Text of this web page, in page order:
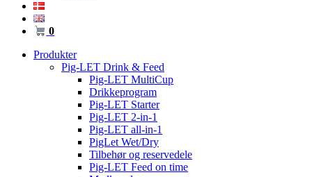
0
Produkter
Pig-LET Drink & Feed
Pig-LET MultiCup
Drikkeprogram
Pig-LET Starter
Pig-LET 2-in-1
Pig-LET all-in-1
PigLet Wet/Dry
Tilbehør og reservedele
Pig-LET Feed on time